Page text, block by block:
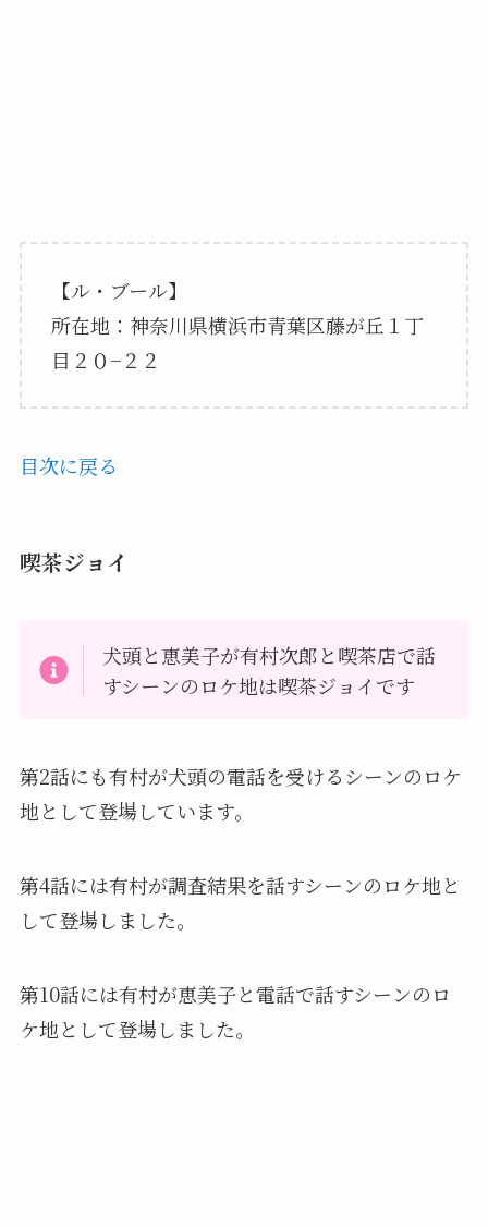
【ル・ブール】
所在地：神奈川県横浜市青葉区藤が丘１丁
目２０−２２
目次に戻る
喫茶ジョイ
犬頭と恵美子が有村次郎と喫茶店で話
すシーンのロケ地は喫茶ジョイです
第2話にも有村が犬頭の電話を受けるシーンのロケ
地として登場しています。
第4話には有村が調査結果を話すシーンのロケ地と
して登場しました。
第10話には有村が恵美子と電話で話すシーンのロ
ケ地として登場しました。